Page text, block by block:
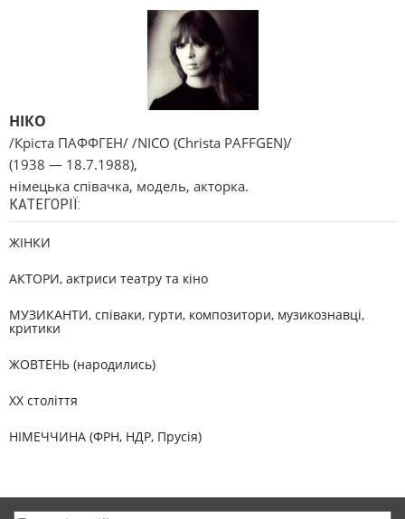
НІКО
/Кріста ПАФФГЕН/ /NICO (Christa PAFFGEN)/
(1938 — 18.7.1988),
німецька співачка, модель, акторка.
КАТЕГОРІЇ:
ЖІНКИ
АКТОРИ, актриси театру та кіно
МУЗИКАНТИ, співаки, гурти, композитори, музикознавці,
критики
ЖОВТЕНЬ (народились)
XX століття
НІМЕЧЧИНА (ФРН, НДР, Прусія)